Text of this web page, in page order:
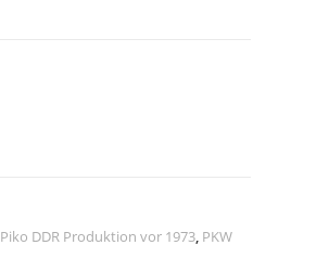
Piko DDR Produktion vor 1973, PKW